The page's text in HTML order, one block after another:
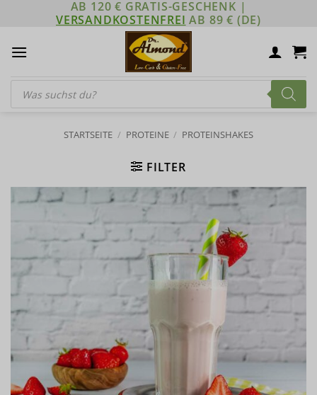
AB 120 € GRATIS-GESCHENK |
VERSANDKOSTENFREI AB 89 € (DE)
Products
search
STARTSEITE / PROTEINE / PROTEINSHAKES
FILTER